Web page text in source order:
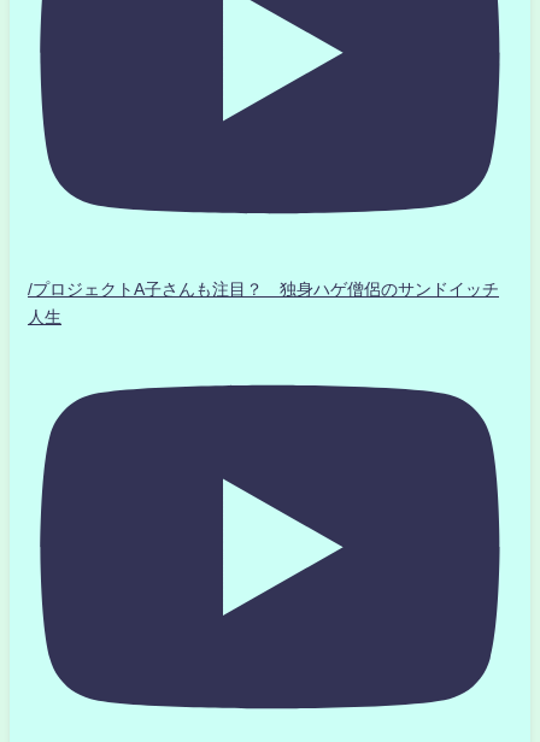
/プロジェクトA子さんも注目？ 独身ハゲ僧侶のサンドイッチ
人生